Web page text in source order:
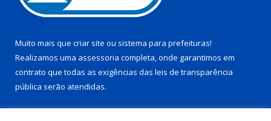
Muito mais que criar site ou sistema para prefeituras!
Realizamos uma assessoria completa, onde garantimos em
contrato que todas as exigências das leis de transparência
pública serão atendidas.